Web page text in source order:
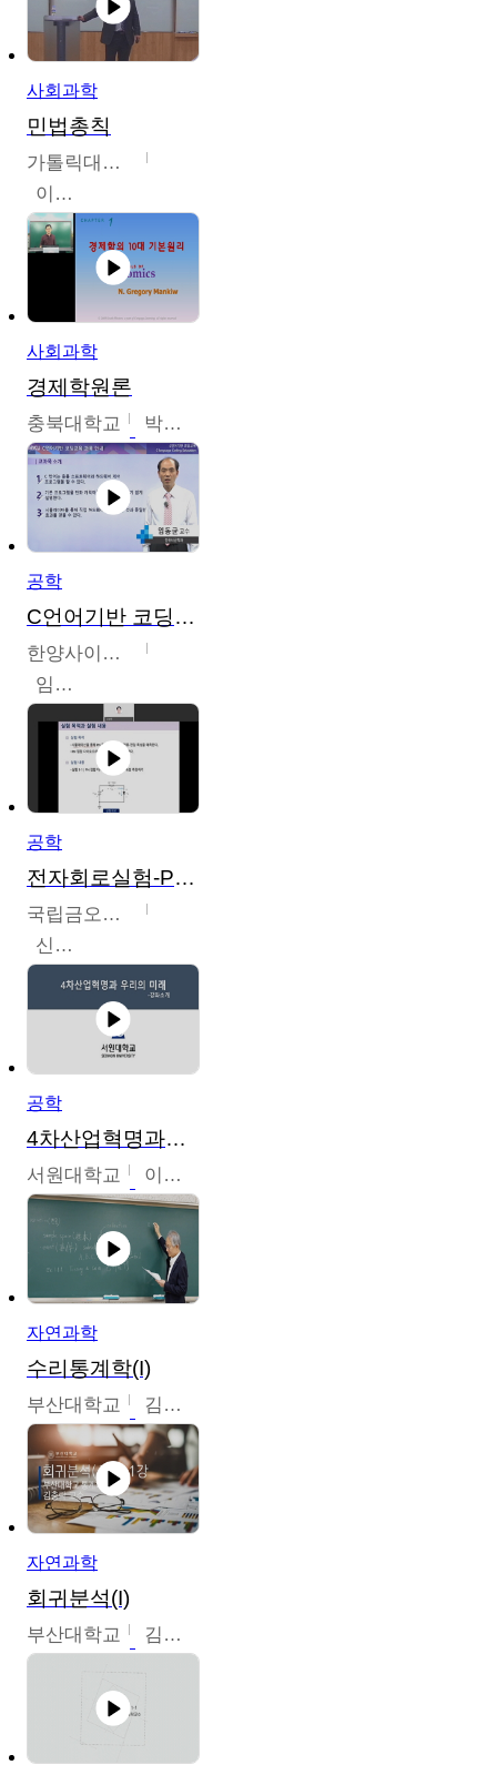
사회과학
민법총칙
가톨릭대학교
이홍민
사회과학
경제학원론
충북대학교 박철호
공학
C언어기반 코딩교육
한양사이버대학교
임동균
공학
전자회로실험-PSPICE 시뮬레이션
국립금오공과대학교
신경욱
공학
4차산업혁명과우리의미래
서원대학교 이병권
자연과학
수리통계학(I)
부산대학교 김충락
자연과학
회귀분석(I)
부산대학교 김충락